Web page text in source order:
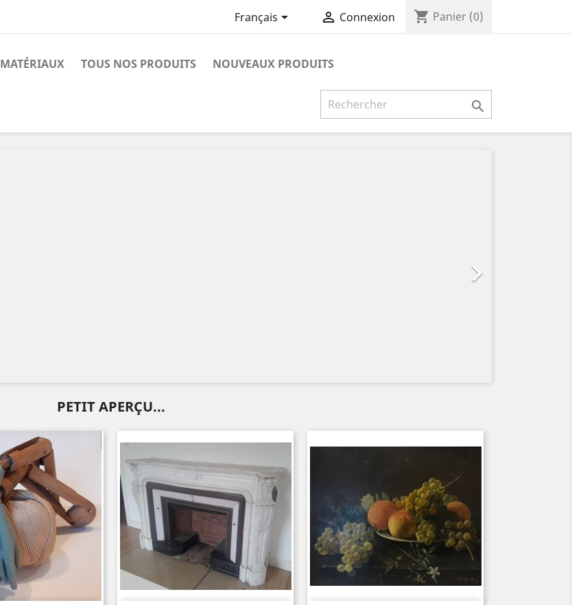
Français  Connexion shopping_cart Panier (0)
MATÉRIAUX TOUS NOS PRODUITS NOUVEAUX PRODUITS


PETIT APERÇU...